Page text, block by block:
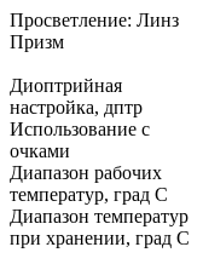
Просветление: Линз
Призм
Диоптрийная
настройка, дптр
Использование с
очками
Диапазон рабочих
температур, град С
Диапазон температур
при хранении, град С